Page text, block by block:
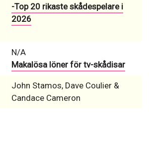
-Top 20 rikaste skådespelare i
2026
N/A
Makalösa löner för tv-skådisar
John Stamos, Dave Coulier &
Candace Cameron